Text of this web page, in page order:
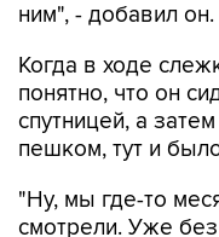
Когда в ходе
спутницей, а
пешком, тут и
"Ну, мы где-то
убрать, а этот